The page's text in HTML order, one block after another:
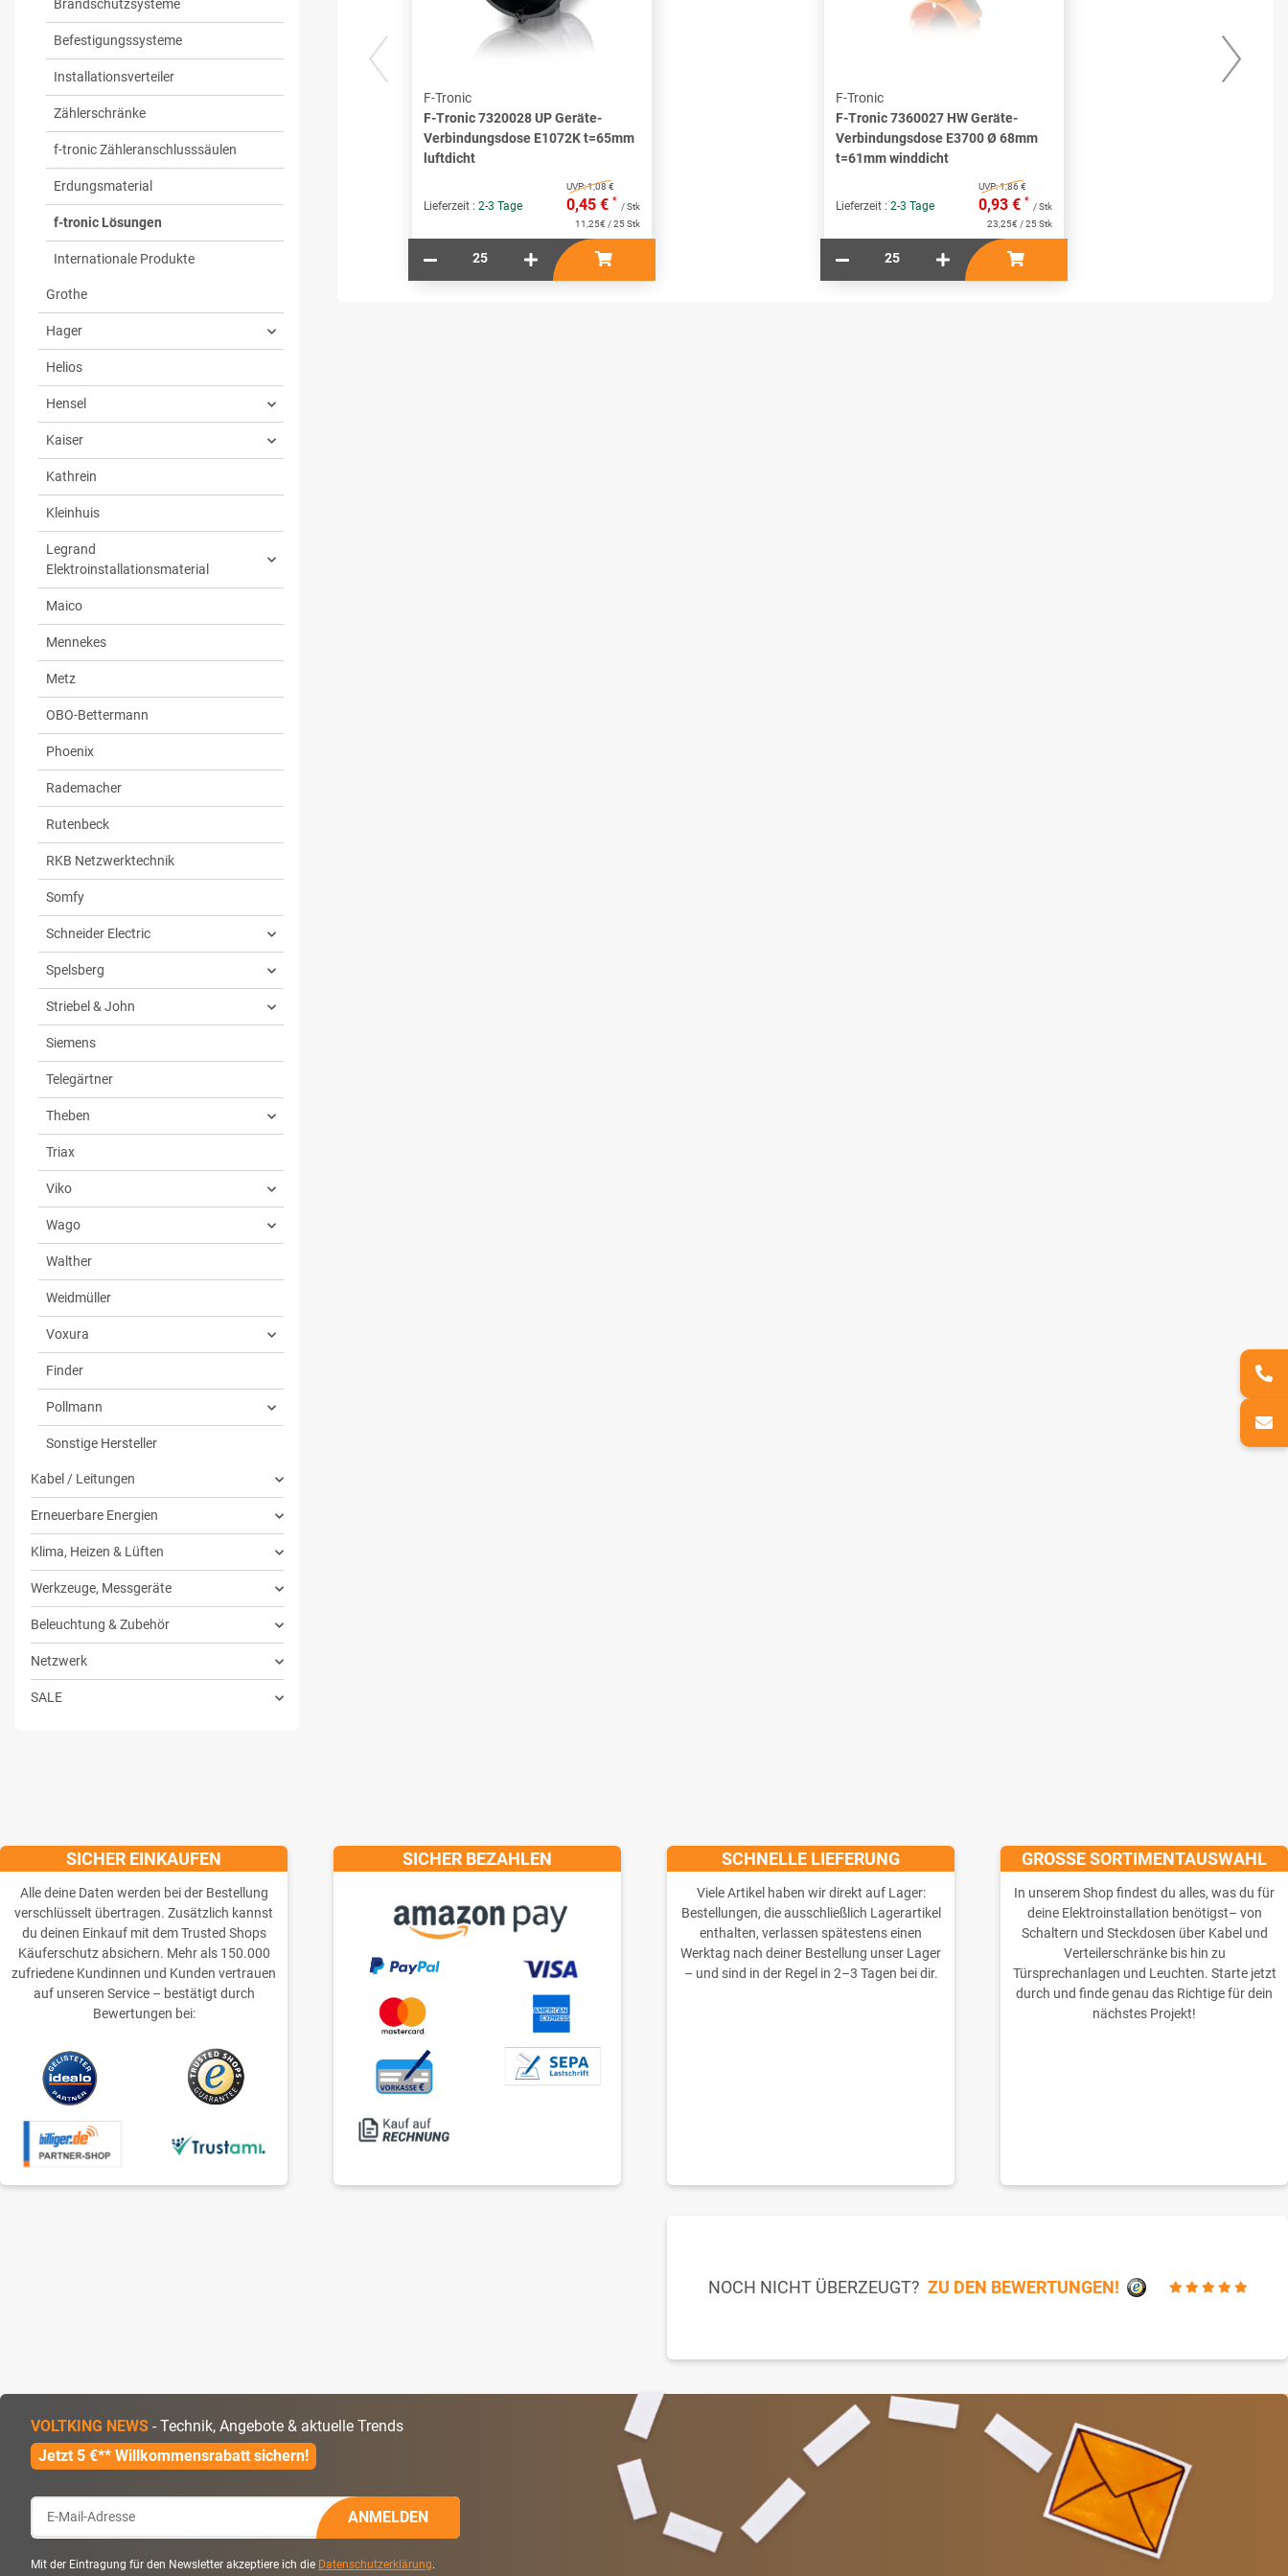
F-Tronic
F-Tronic 7320028 UP Geräte-
Verbindungsdose E1072K t=65mm
luftdicht
Lieferzeit : 2-3 Tage
UVP:1,08 €
0,45 € *
/ Stk
11,25€ / 25 Stk
F-Tronic
F-Tronic 7360027 HW Geräte-
Verbindungsdose E3700 Ø 68mm
t=61mm winddicht
Lieferzeit : 2-3 Tage
UVP:1,86 €
0,93 € *
/ Stk
23,25€ / 25 Stk
Brandschutzsysteme
Befestigungssysteme
Installationsverteiler
Zählerschränke
f-tronic Zähleranschlusssäulen
Erdungsmaterial
f-tronic Lösungen
Internationale Produkte
Grothe
Hager
Helios
Hensel
Kaiser
Kathrein
Kleinhuis
Legrand
Elektroinstallationsmaterial
Maico
Mennekes
Metz
OBO-Bettermann
Phoenix
Rademacher
Rutenbeck
RKB Netzwerktechnik
Somfy
Schneider Electric
Spelsberg
Striebel & John
Siemens
Telegärtner
Theben
Triax
Viko
Wago
Walther
Weidmüller
Voxura
Finder
Pollmann
Sonstige Hersteller
Kabel / Leitungen
Erneuerbare Energien
Klima, Heizen & Lüften
Werkzeuge, Messgeräte
Beleuchtung & Zubehör
Netzwerk
SALE
VOLTKING NEWS - Technik, Angebote & aktuelle Trends
Jetzt 5 €** Willkommensrabatt sichern!
ANMELDEN
Mit der Eintragung für den Newsletter akzeptiere ich die Datenschutzerklärung.
SICHER EINKAUFEN
Alle deine Daten werden bei der Bestellung
verschlüsselt übertragen. Zusätzlich kannst
du deinen Einkauf mit dem Trusted Shops
Käuferschutz absichern. Mehr als 150.000
zufriedene Kundinnen und Kunden vertrauen
auf unseren Service – bestätigt durch
Bewertungen bei:
SICHER BEZAHLEN SCHNELLE LIEFERUNG
Viele Artikel haben wir direkt auf Lager:
Bestellungen, die ausschließlich Lagerartikel
enthalten, verlassen spätestens einen
Werktag nach deiner Bestellung unser Lager
– und sind in der Regel in 2–3 Tagen bei dir.
GROSSE SORTIMENTAUSWAHL
In unserem Shop findest du alles, was du für
deine Elektroinstallation benötigst– von
Schaltern und Steckdosen über Kabel und
Verteilerschränke bis hin zu
Türsprechanlagen und Leuchten. Starte jetzt
durch und finde genau das Richtige für dein
nächstes Projekt!
NOCH NICHT ÜBERZEUGT? ZU DEN BEWERTUNGEN!